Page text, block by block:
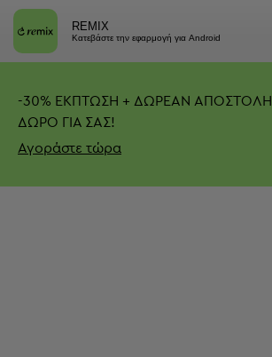
REMIX
Κατεβάστε την εφαρμογή για Android
-30% ΕΚΠΤΩΣΗ + ΔΩΡΕΑΝ ΑΠΟΣΤΟΛΗ
ΔΩΡΟ ΓΙΑ ΣΑΣ!
Αγοράστε τώρα